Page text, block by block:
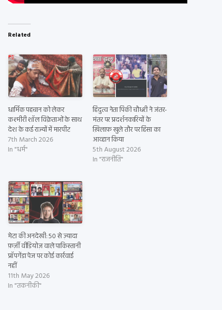
Related
धार्मिक पहचान को लेकर
कश्मीरी शॉल विक्रेताओं के साथ
देश के कई राज्यों में मारपीट
7th March 2026
In "धर्म"
हिंदुत्व नेता पिंकी चौधरी ने जंतर-
मंतर पर प्रदर्शनकारियों के
ख़िलाफ़ खुले तौर पर हिंसा का
आव्हान किया
5th August 2026
In "राजनीति"
मेटा की अनदेखी: 50 से ज़्यादा
फ़र्ज़ी वीडियोज़ वाले पाकिस्तानी
प्रॉपगेंडा पेज पर कोई कार्रवाई
नहीं
11th May 2026
In "तकनीकी"